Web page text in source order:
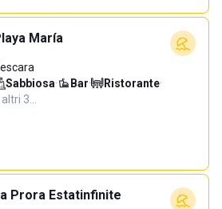
María
Sabbiosa· Bar· Ristorante·
3…
Prora Estatinfinite